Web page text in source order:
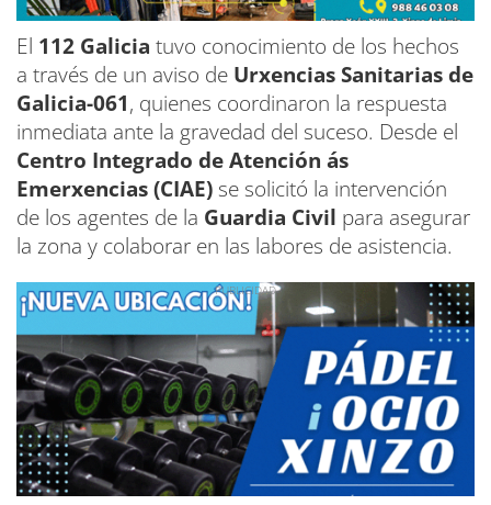
El 112 Galicia tuvo conocimiento de los hechos
a través de un aviso de Urxencias Sanitarias de
Galicia-061, quienes coordinaron la respuesta
inmediata ante la gravedad del suceso. Desde el
Centro Integrado de Atención ás
Emerxencias (CIAE) se solicitó la intervención
de los agentes de la Guardia Civil para asegurar
la zona y colaborar en las labores de asistencia.